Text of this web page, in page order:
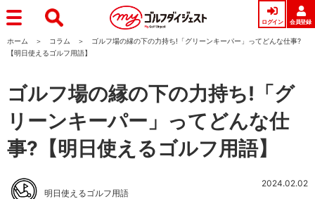
ログイン 会員登録
ホーム コラム
ゴルフ場の縁の下の力持ち!「グリーンキーパー」ってどんな仕事?
【明日使えるゴルフ用語】
ゴルフ場の縁の下の力持ち!「グ
リーンキーパー」ってどんな仕
事?【明日使えるゴルフ用語】
明日使えるゴルフ用語
2024.02.02